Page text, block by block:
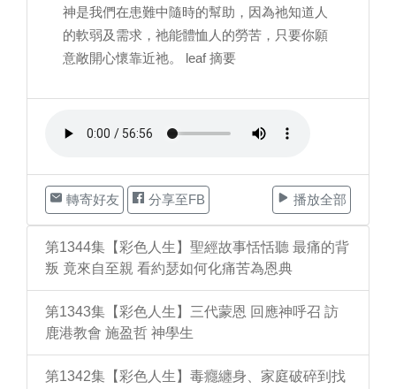
神是我們在患難中隨時的幫助，因為祂知道人
的軟弱及需求，祂能體恤人的勞苦，只要你願
意敞開心懷靠近祂。 leaf 摘要
轉寄好友 分享至FB 播放全部
第1344集【彩色人生】聖經故事恬恬聽 最痛的背
叛 竟來自至親 看約瑟如何化痛苦為恩典
第1343集【彩色人生】三代蒙恩 回應神呼召 訪
鹿港教會 施盈哲 神學生
第1342集【彩色人生】毒癮纏身、家庭破碎到找